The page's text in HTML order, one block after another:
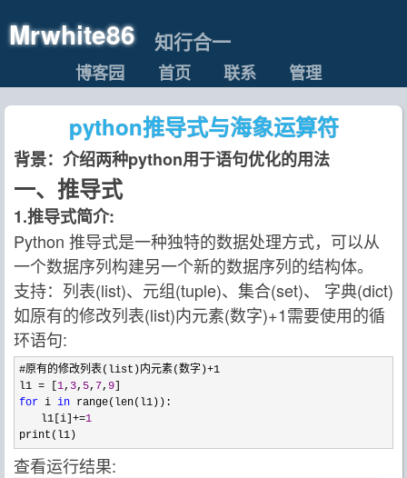
Mrwhite86 知行合一
博客园 首页 联系 管理
python推导式与海象运算符
背景：介绍两种python用于语句优化的用法
一、推导式
1.推导式简介:
Python 推导式是一种独特的数据处理方式，可以从
一个数据序列构建另一个新的数据序列的结构体。
支持：列表(list)、元组(tuple)、集合(set)、 字典(dict)
如原有的修改列表(list)内元素(数字)+1需要使用的循
环语句:
#原有的修改列表(list)内元素(数字)+1
l1 = [ 1, 3, 5, 7, 9
for i in range(len(l1)):
l1[i] +=1
print(l1)
查看运行结果: